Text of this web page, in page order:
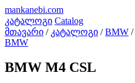
mankanebi.com
კატალოგი Catalog
მთავარი / კატალოგი / BMW /
BMW
BMW M4 CSL